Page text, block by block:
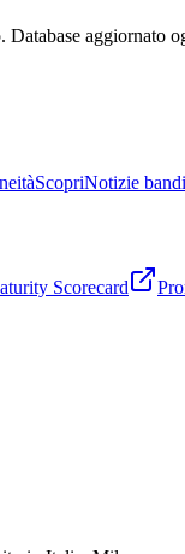
Database
ScopriNotizie bandi
Scorecard